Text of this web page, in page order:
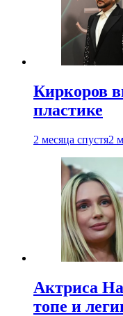
Киркоров
пластике
2 месяца спустя2
Актриса
топе и